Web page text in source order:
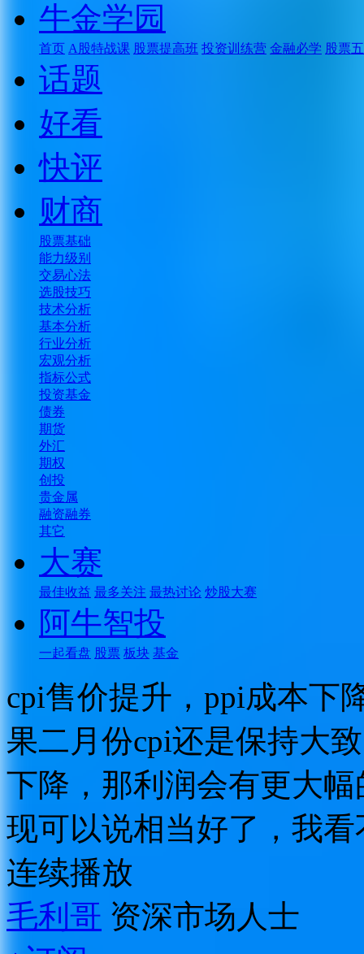
牛金学园
首页 A股特战课 股票提高班 投资训练营 金融必学 股票
话题
好看
快评
财商
股票基础
能力级别
交易心法
选股技巧
技术分析
基本分析
行业分析
宏观分析
指标公式
投资基金
债券
期货
外汇
期权
创投
贵金属
融资融券
其它
大赛
最佳收益 最多关注 最热讨论 炒股大赛
阿牛智投
一起看盘 股票 板块 基金
cpi售价提升，ppi成本下
果二月份cpi还是保持大
下降，那利润会有更大
现可以说相当好了，我
连续播放
毛利哥 资深市场人士